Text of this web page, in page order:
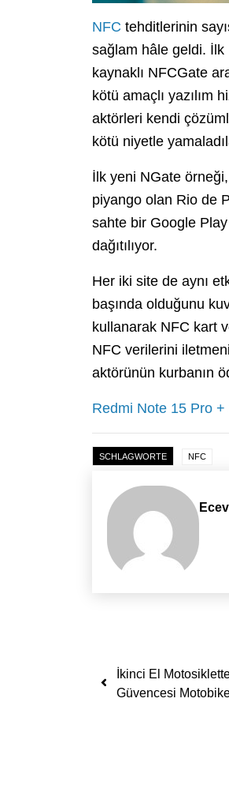
NFC tehditlerinin
sağlam hâle geldi. İlk
kaynaklı NFCGate
kötü amaçlı yazılım
aktörleri kendi
kötü niyetle
İlk yeni NGate
piyango olan Rio de
sahte bir Google
dağıtılıyor.
Her iki site de aynı
başında olduğunu
kullanarak NFC kart
NFC verilerini
aktörünün kurbanın
Redmi Note 15 Pro +
SCHLAGWORTE NFC
Yazı
İkinci El
Güvencesi